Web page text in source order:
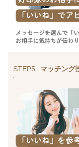
STEP5 マッチング